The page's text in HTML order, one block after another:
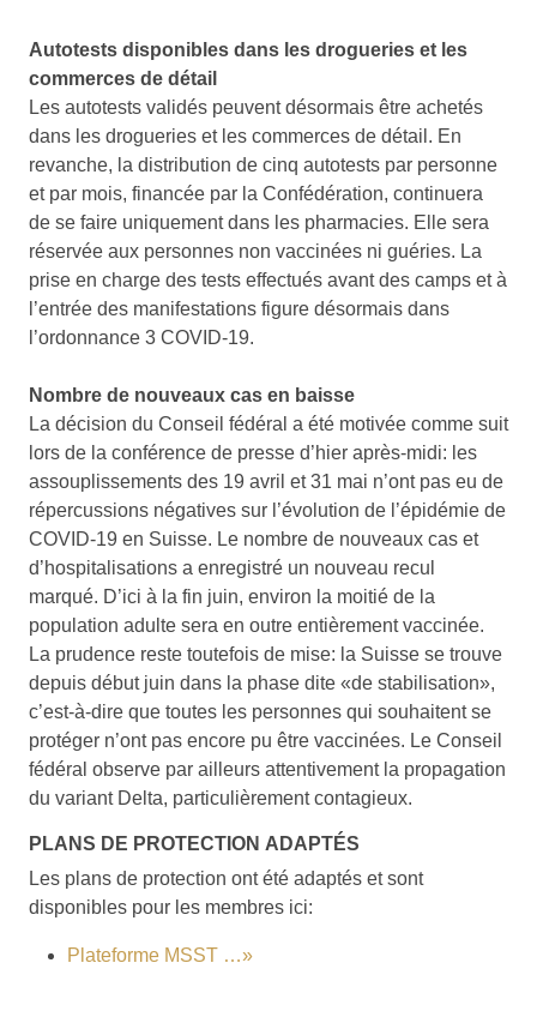
Autotests disponibles dans les drogueries et les
commerces de détail
Les autotests validés peuvent désormais être achetés
dans les drogueries et les commerces de détail. En
revanche, la distribution de cinq autotests par personne
et par mois, financée par la Confédération, continuera
de se faire uniquement dans les pharmacies. Elle sera
réservée aux personnes non vaccinées ni guéries. La
prise en charge des tests effectués avant des camps et à
l’entrée des manifestations figure désormais dans
l’ordonnance 3 COVID-19.
Nombre de nouveaux cas en baisse
La décision du Conseil fédéral a été motivée comme suit
lors de la conférence de presse d’hier après-midi: les
assouplissements des 19 avril et 31 mai n’ont pas eu de
répercussions négatives sur l’évolution de l’épidémie de
COVID-19 en Suisse. Le nombre de nouveaux cas et
d’hospitalisations a enregistré un nouveau recul
marqué. D’ici à la fin juin, environ la moitié de la
population adulte sera en outre entièrement vaccinée.
La prudence reste toutefois de mise: la Suisse se trouve
depuis début juin dans la phase dite «de stabilisation»,
c’est-à-dire que toutes les personnes qui souhaitent se
protéger n’ont pas encore pu être vaccinées. Le Conseil
fédéral observe par ailleurs attentivement la propagation
du variant Delta, particulièrement contagieux.
PLANS DE PROTECTION ADAPTÉS
Les plans de protection ont été adaptés et sont
disponibles pour les membres ici:
Plateforme MSST …»